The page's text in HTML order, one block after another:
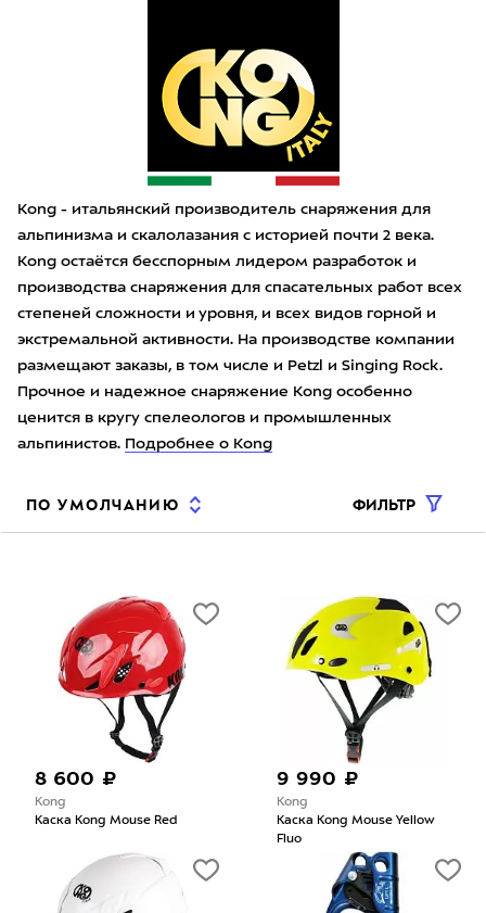
Kong - итальянский производитель снаряжения для
альпинизма и скалолазания с историей почти 2 века.
Kong остаётся бесспорным лидером разработок и
производства снаряжения для спасательных работ всех
степеней сложности и уровня, и всех видов горной и
экстремальной активности. На производстве компании
размещают заказы, в том числе и Petzl и Singing Rock.
Прочное и надежное снаряжение Kong особенно
ценится в кругу спелеологов и промышленных
альпинистов. Подробнее о Kong
ПО УМОЛЧАНИЮ ФИЛЬТР
8 600 ₽
Kong
Каска Kong Mouse Red
9 990 ₽
Kong
Каска Kong Mouse Yellow
Fluo